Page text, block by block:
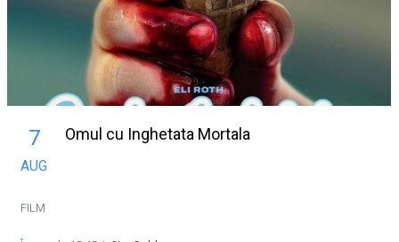
7
AUG
Omul cu Inghetata Mortala
FILM